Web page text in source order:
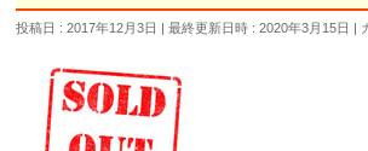
投稿日 : 2017年12月3日 最終更新日時 : 2020年3月15日